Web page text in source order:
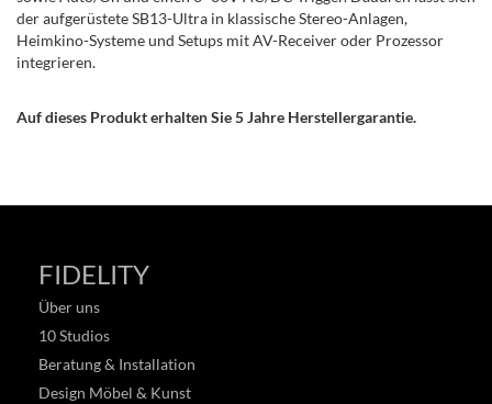
der aufgerüstete SB13-Ultra in klassische Stereo-Anlagen,
Heimkino-Systeme und Setups mit AV-Receiver oder Prozessor
integrieren.
Auf dieses Produkt erhalten Sie 5 Jahre Herstellergarantie.
FIDELITY
Über uns
10 Studios
Beratung & Installation
Design Möbel & Kunst